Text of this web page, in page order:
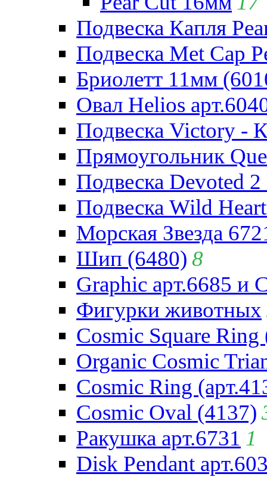
Подвеска Капля
Подвеска Met Cap
Бриолетт 11мм
Овал Helios
Подвеска Victory -
Прямоугольник
Подвеска Devoted
Подвеска Wild
Морская Звезда
Шип (6480) 8
Graphic арт.6685 и
Фигурки животных
Cosmic Square Ring
Organic Cosmic
Cosmic Ring
Cosmic Oval (4137)
Ракушка арт.6731 1
Disk Pendant